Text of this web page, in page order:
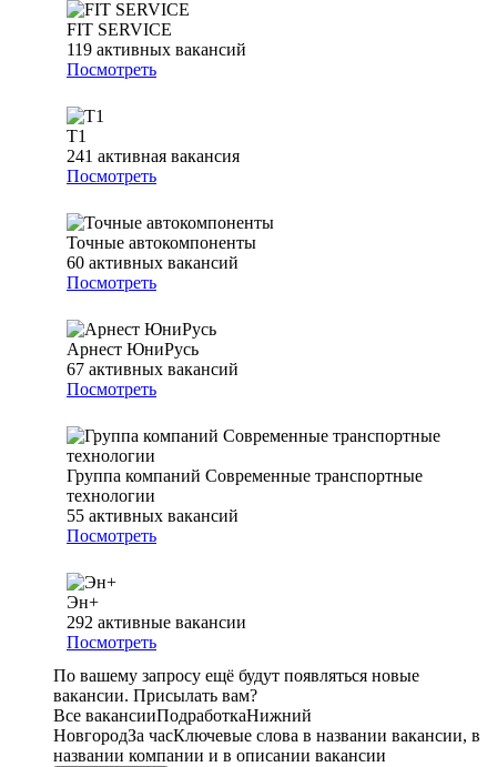
FIT SERVICE
119 активных вакансий
Посмотреть
Т1
241 активная вакансия
Посмотреть
Точные автокомпоненты
60 активных вакансий
Посмотреть
Арнест ЮниРусь
67 активных вакансий
Посмотреть
Группа компаний Современные транспортные
технологии
55 активных вакансий
Посмотреть
Эн+
292 активные вакансии
Посмотреть
По вашему запросу ещё будут появляться новые
вакансии. Присылать вам?
Все вакансииПодработкаНижний
НовгородЗа часКлючевые слова в названии вакансии, в
названии компании и в описании вакансии